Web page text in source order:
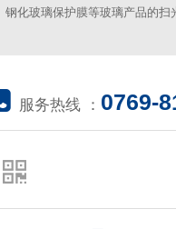
钢化玻璃保护膜等玻璃产品的扫
服务热线 ： 0769-